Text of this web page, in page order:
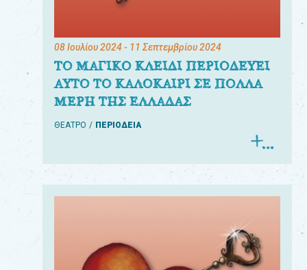
08 Ιουλίου 2024- 11 Σεπτεμβρίου 2024
ΤΟ ΜΑΓΙΚΟ ΚΛΕΙΔΙ ΠΕΡΙΟΔΕΥΕΙ
ΑΥΤΟ ΤΟ ΚΑΛΟΚΑΙΡΙ ΣΕ ΠΟΛΛΑ
ΜΕΡΗ ΤΗΣ ΕΛΛΑΔΑΣ
ΘΕΑΤΡΟ ΠΕΡΙΟΔΕΙΑ